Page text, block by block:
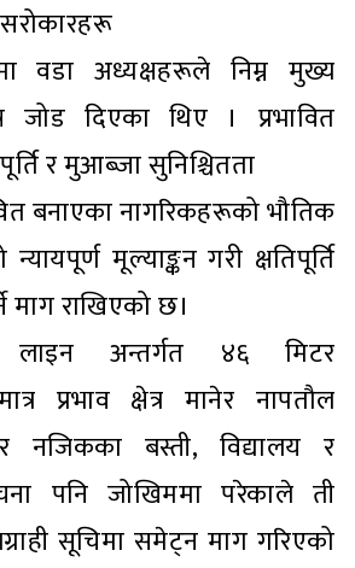
वडा अध्यक्षहरूले निम्न मुख्य
जोड दिएका थिए । प्रभावित
र मुआब्जा सुनिश्चितता
बनाएका नागरिकहरूको भौतिक
मूल्याङ्कन गरी क्षतिपूर्ति
माग राखिएको छ।
लाइन अन्तर्गत ४६ मिटर
प्रभाव क्षेत्र मानेर नापतौल
बस्ती, विद्यालय र
पनि जोखिममा परेकाले ती
सूचिमा समेट्न माग गरिएको